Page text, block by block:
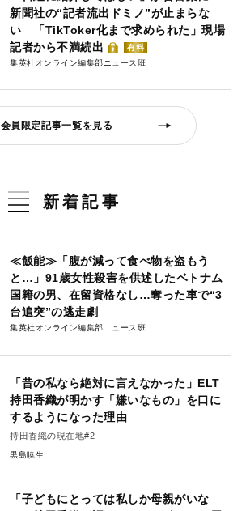
新聞社の“記者流出ドミノ”が止まらな
い 「TikToker化まで求められた」現場
記者から不満続出
有料
集英社オンライン編集部ニュース班
会員限定記事一覧を見る
新着記事
≪飯能≫「腹が減って食べ物を盗もう
と…」91歳女性殺害を供述したベトナム
国籍の男、在留資格なし…奪った車で“3
台追突”の逃走劇
集英社オンライン編集部ニュース班
「昔の私なら絶対に言えなかった」ELT
持田香織が明かす「嫌いなもの」を口に
するようになった理由
持田香織の現在地#2
黒島暁生
「子どもにとっては私しか母親がいな